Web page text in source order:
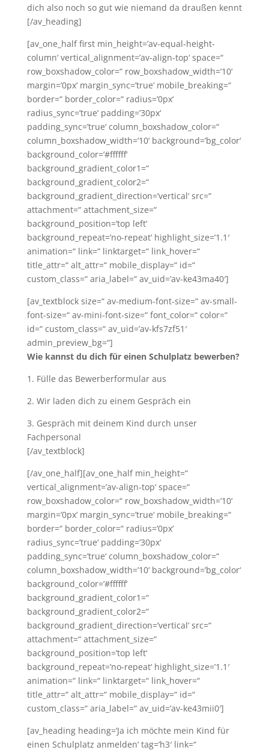
dich also noch so gut wie niemand da draußen kennt
[/av_heading]
[av_one_half first min_height=’av-equal-height-
column‘ vertical_alignment=’av-align-top‘ space=“
row_boxshadow_color=“ row_boxshadow_width=’10‘
margin=’0px‘ margin_sync=’true‘ mobile_breaking=“
border=“ border_color=“ radius=’0px‘
radius_sync=’true‘ padding=’30px‘
padding_sync=’true‘ column_boxshadow_color=“
column_boxshadow_width=’10‘ background=’bg_color‘
background_color=’#ffffff‘
background_gradient_color1=“
background_gradient_color2=“
background_gradient_direction=’vertical‘ src=“
attachment=“ attachment_size=“
background_position=’top left‘
background_repeat=’no-repeat‘ highlight_size=’1.1′
animation=“ link=“ linktarget=“ link_hover=“
title_attr=“ alt_attr=“ mobile_display=“ id=“
custom_class=“ aria_label=“ av_uid=’av-ke43ma40′]
[av_textblock size=“ av-medium-font-size=“ av-small-
font-size=“ av-mini-font-size=“ font_color=“ color=“
id=“ custom_class=“ av_uid=’av-kfs7zf51′
admin_preview_bg=“]
Wie kannst du dich für einen Schulplatz bewerben?
1. Fülle das Bewerberformular aus
2. Wir laden dich zu einem Gespräch ein
3. Gespräch mit deinem Kind durch unser
Fachpersonal
[/av_textblock]
[/av_one_half][av_one_half min_height=“
vertical_alignment=’av-align-top‘ space=“
row_boxshadow_color=“ row_boxshadow_width=’10‘
margin=’0px‘ margin_sync=’true‘ mobile_breaking=“
border=“ border_color=“ radius=’0px‘
radius_sync=’true‘ padding=’30px‘
padding_sync=’true‘ column_boxshadow_color=“
column_boxshadow_width=’10‘ background=’bg_color‘
background_color=’#ffffff‘
background_gradient_color1=“
background_gradient_color2=“
background_gradient_direction=’vertical‘ src=“
attachment=“ attachment_size=“
background_position=’top left‘
background_repeat=’no-repeat‘ highlight_size=’1.1′
animation=“ link=“ linktarget=“ link_hover=“
title_attr=“ alt_attr=“ mobile_display=“ id=“
custom_class=“ aria_label=“ av_uid=’av-ke43mii0′]
[av_heading heading=’Ja ich möchte mein Kind für
einen Schulplatz anmelden‘ tag=’h3′ link=“